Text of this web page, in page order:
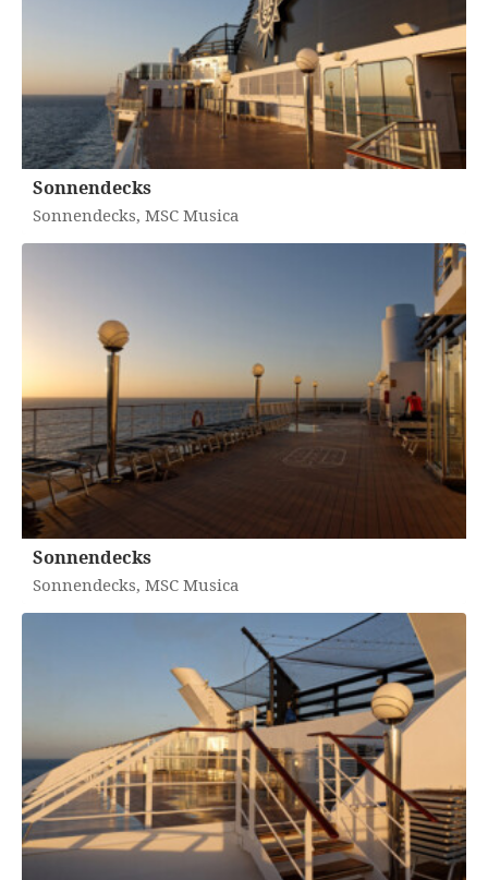
Sonnendecks
Sonnendecks, MSC Musica
Sonnendecks
Sonnendecks, MSC Musica